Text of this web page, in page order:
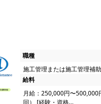
職種
施工管理または施工管理補助
給料
月給：250,000円〜500,000